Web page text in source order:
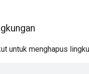
untuk menghapus